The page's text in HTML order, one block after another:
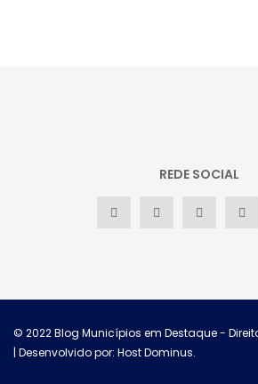
REDE SOCIAL
© 2022Blog Municípios em Destaque-
| Desenvolvido por: Host Dominus.